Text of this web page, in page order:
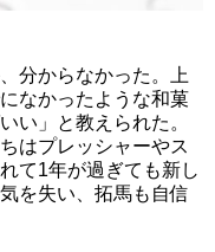
分からなかった。上
なかったような和菓
い」と教えられた。
はプレッシャーやス
て1年が過ぎても新し
を失い、拓馬も自信